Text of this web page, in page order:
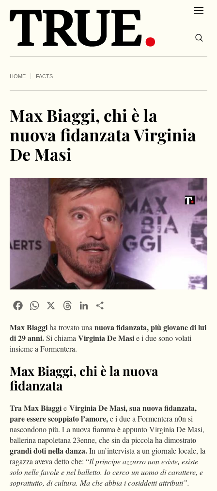
HOME FACTS
Max Biaggi, chi è la
nuova fidanzata Virginia
De Masi
FacebookWhatsApp ThreadsLinkedIn
Max Biaggiha trovato unanuova fidanzata, più giovane di lui
di 29 anni.Si chiamaVirginia De Masie i due sono volati
insieme a Formentera.
Max Biaggi, chi è la nuova
fidanzata
Tra Max Biaggie Virginia De Masi, sua nuova fidanzata,
pare essere scoppiato l’amore,e i due a Formentera n0n si
nascondono più. La nuova fiamma è appunto Virginia De Masi,
ballerina napoletana 23enne, che sin da piccola ha dimostrato
grandi doti nella danza.In un’intervista a un giornale locale, la
ragazza aveva detto che: “Il principe azzurro non esiste, esiste
solo nelle favole e nel balletto. Io cerco un uomo di carattere, e
soprattutto, di cultura. Ma che abbia i cosiddetti attributi”.